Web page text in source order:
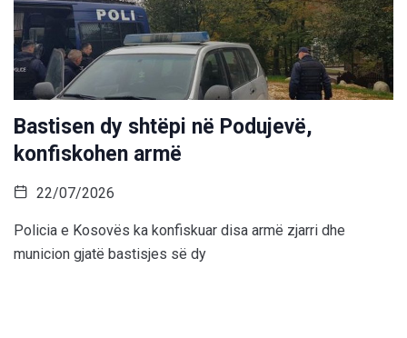
Bastisen dy shtëpi në Podujevë,
konfiskohen armë
22/07/2026
Policia e Kosovës ka konfiskuar disa armë zjarri dhe
municion gjatë bastisjes së dy